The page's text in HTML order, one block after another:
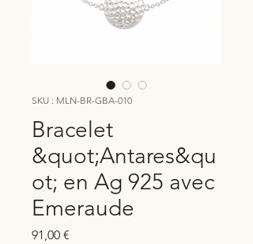
SKU : MLN-BR-GBA-010
Bracelet
&quot;Antares&qu
ot; en Ag 925 avec
Emeraude
91,00 €